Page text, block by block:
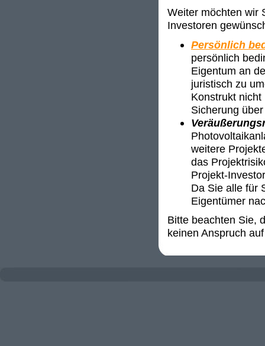
Weiter möchten wir
Investoren
Persönlich
persönlich
Eigentum an
juristisch zu
Konstrukt
Sicherung
weitere
das
Projekt-
Da Sie alle für
Eigentümer
Bitte beachten Sie,
keinen Anspruch